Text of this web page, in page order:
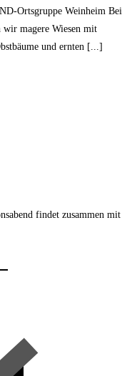
Ortsgruppe Weinheim Bei
wir magere Wiesen mit
und ernten [...]
findet zusammen mit